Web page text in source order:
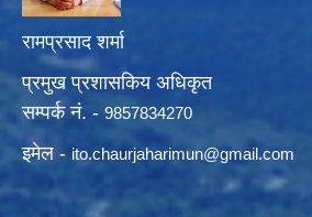
रामप्रसाद शर्मा
प्रमुख प्रशासकिय अधिकृत
सम्पर्क नं. - 9857834270
इमेल - ito.chaurjaharimun@gmail.com